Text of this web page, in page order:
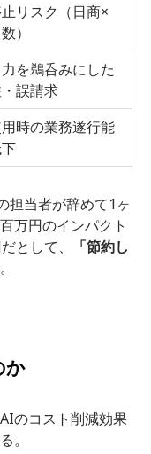
リスク（日商×
）
を鵜呑みにした
誤請求
時の業務遂行能
担当者が辞めて1ヶ
万円のインパクト
として、
「節約し
。
か
のコスト削減効果
。